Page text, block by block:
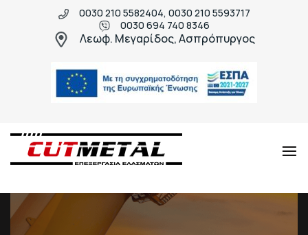
0030 210 5582404, 0030 210 5593717
0030 694 740 8346
Λεωφ. Μεγαρίδος, Ασπρόπυργος
Metal
κατασκευές
υψηλής
ποιότητας